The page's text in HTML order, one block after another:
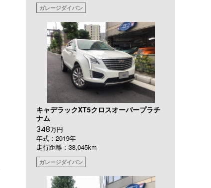
ガレージダイバン
キャデラックXT5クロスオーバープラチ
ナム
348万円
年式：2019年
走行距離：38,045km
ガレージダイバン